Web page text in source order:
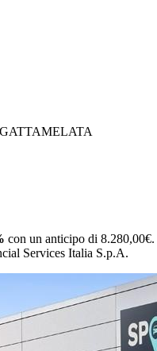
con un anticipo di 8.280,00€.
Services Italia S.p.A.